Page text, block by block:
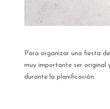
Para organizar una fiesta
muy importante ser original
durante la planificación.